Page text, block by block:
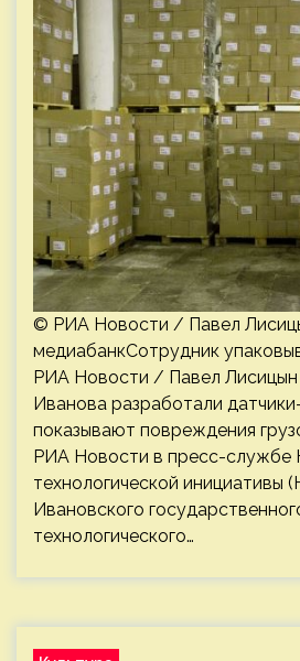
© РИА Новости / Павел
медиабанкСотрудник
РИА Новости / Павел Лисицын
Иванова разработали
показывают повреждения
РИА Новости в пресс-службе
технологической инициативы
Ивановского
технологического…